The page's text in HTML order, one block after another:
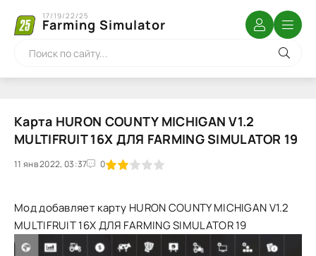
Farming Simulator
17/19/22/25
Карта HURON COUNTY MICHIGAN V1.2
MULTIFRUIT 16X ДЛЯ FARMING SIMULATOR 19
11 янв 2022, 03:37 0
1 2 3 4 5
Мод добавляет карту HURON COUNTY MICHIGAN V1.2
MULTIFRUIT 16X ДЛЯ FARMING SIMULATOR 19